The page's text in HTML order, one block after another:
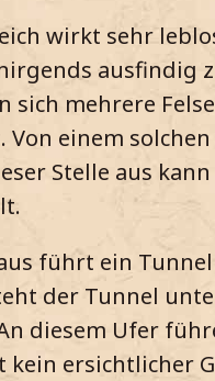
wirkt sehr
ausfindig
sich mehrere
einem
Stelle aus
führt ein
der Tunnel
diesem Ufer
ersichtlicher